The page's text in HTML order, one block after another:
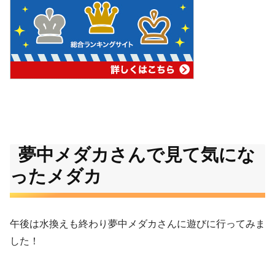
夢中メダカさんで見て気にな
ったメダカ
午後は水換えも終わり夢中メダカさんに遊びに行ってみま
した！